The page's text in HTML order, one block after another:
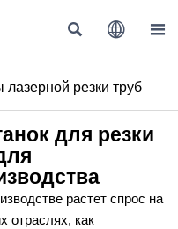
  
резки труб
для резки
растет спрос на
отраслях, как